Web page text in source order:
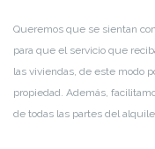
Queremos que se sientan
para que el servicio que
las viviendas, de este modo
propiedad. Además,
de todas las partes del